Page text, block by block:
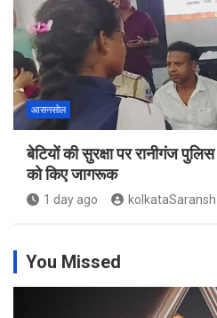
आसनसोल
बेटियों की सुरक्षा पर रानीगंज
को किए जागरूक
1 day ago kolkataSaransh
You Missed